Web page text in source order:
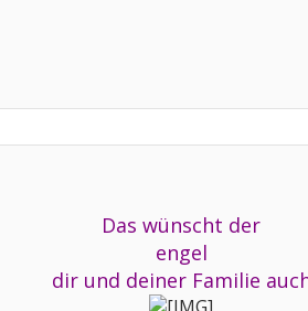
Das wünscht der
engel
dir und deiner Familie